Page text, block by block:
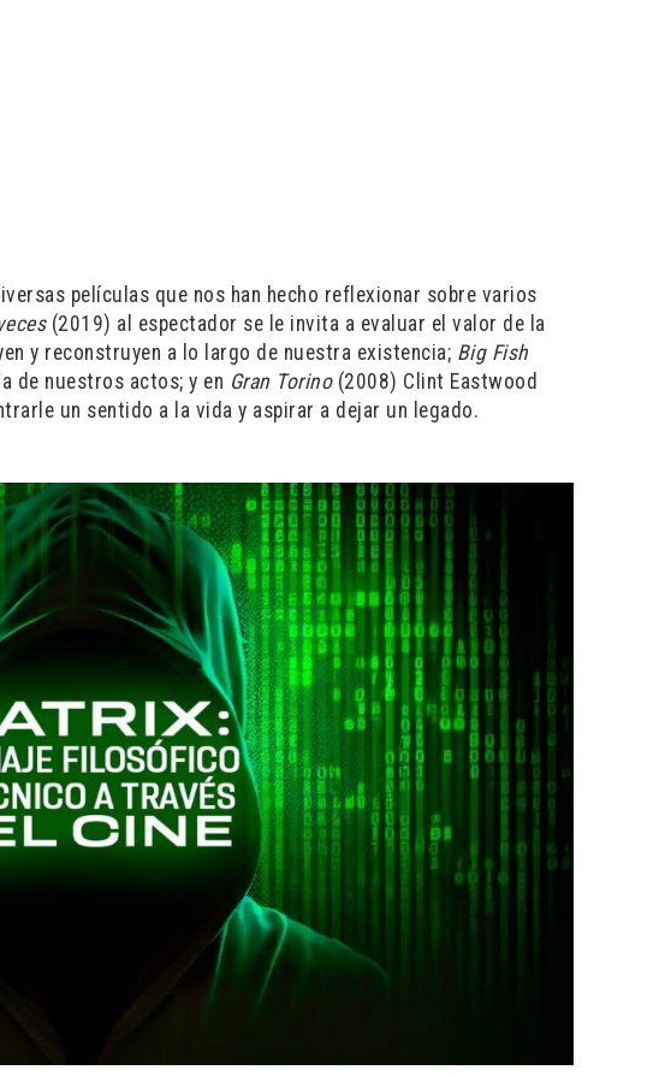
películas que nos han hecho reflexionar sobre varios
(2019) al espectador se le invita a evaluar el valor de la
y reconstruyen a lo largo de nuestra existencia; Big Fish
de nuestros actos; y en Gran Torino(2008) Clint Eastwood
un sentido a la vida y aspirar a dejar un legado.